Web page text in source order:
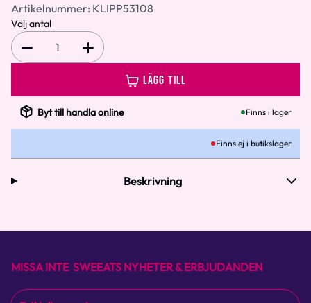
Artikelnummer: KLIPP53108
Välj antal
1
LÄGG TILL
Byt till handla online Finns i lager
Finns ej i butikslager
Beskrivning
MISSA INTE SWEEATS NYHETER & ERBJUDANDEN